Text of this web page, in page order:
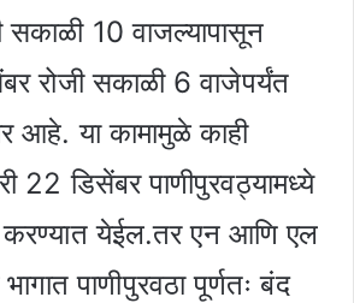
सकाळी 10 वाजल्यापासून
रोजी सकाळी 6 वाजेपर्यंत
आहे. या कामामुळे काही
22 डिसेंबर पाणीपुरवठ्यामध्ये
येईल.तर एन आणि एल
पाणीपुरवठा पूर्णतः बंद